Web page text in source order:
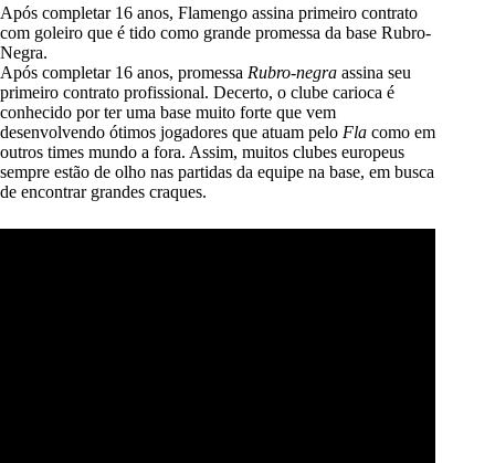
Após completar 16 anos, Flamengo assina primeiro contrato
com goleiro que é tido como grande promessa da base Rubro-
Negra.
Após completar 16 anos, promessa Rubro-negra assina seu
primeiro contrato profissional. Decerto, o clube carioca é
conhecido por ter uma base muito forte que vem
desenvolvendo ótimos jogadores que atuam pelo Fla como em
outros times mundo a fora. Assim, muitos clubes europeus
sempre estão de olho nas partidas da equipe na base, em busca
de encontrar grandes craques.